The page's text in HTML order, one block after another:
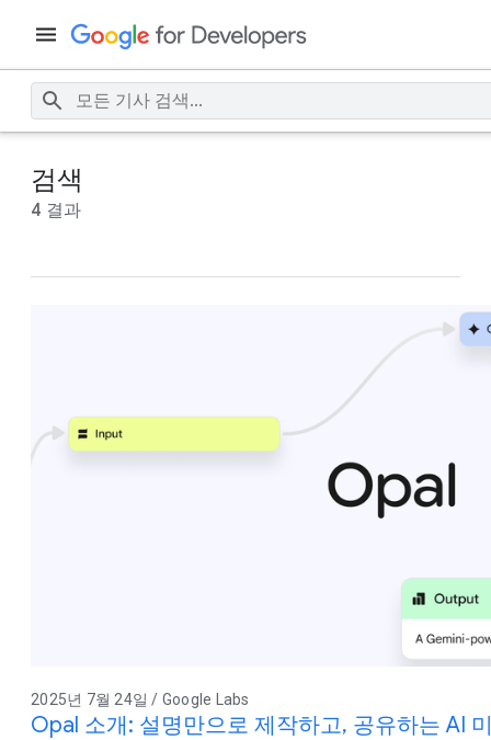
검색
4 결과
2025년 7월 24일 / Google Labs
Opal 소개: 설명만으로 제작하고, 공유하는 AI